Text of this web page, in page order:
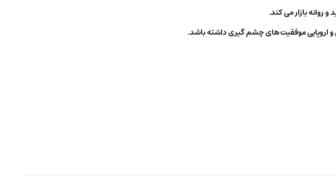
و روانه بازار می کند.
و اروپایی موفقیت های چشم گیری داشته باشد.